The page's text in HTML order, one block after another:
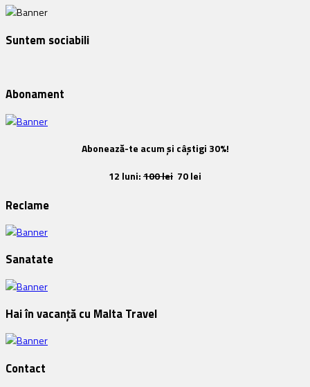
Suntem sociabili
Abonament
Abonează-te acum și câștigi 30%!
12 luni:100 lei 70 lei
Reclame
Sanatate
Hai în vacanță cu Malta Travel
Contact